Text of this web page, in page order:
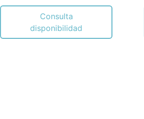
Consulta
disponibilidad